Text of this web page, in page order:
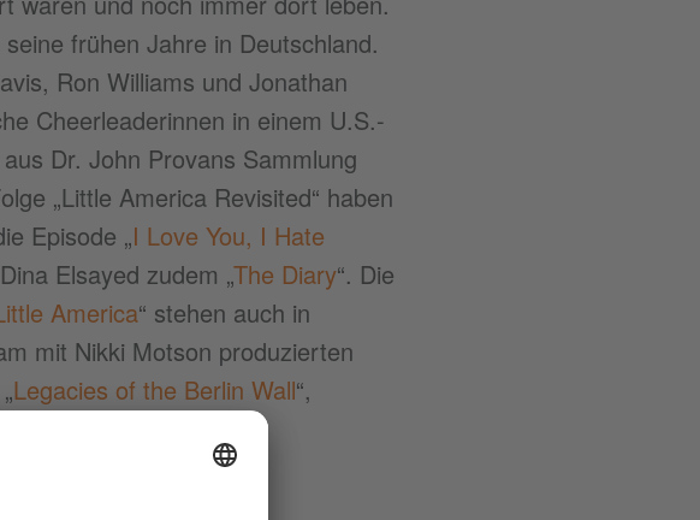
frühen Jahre in Deutschland.
Ron Williams und Jonathan
Cheerleaderinnen in einem U.S.-
Dr. John Provans Sammlung
„Little America Revisited“ haben
Episode „I Love You, I Hate
Elsayed zudem „The Diary“. Die
America“ stehen auch in
mit Nikki Motson produzierten
Legacies of the Berlin Wall“,